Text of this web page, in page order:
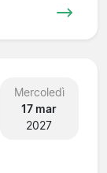
Mercoledì
17 mar
2027